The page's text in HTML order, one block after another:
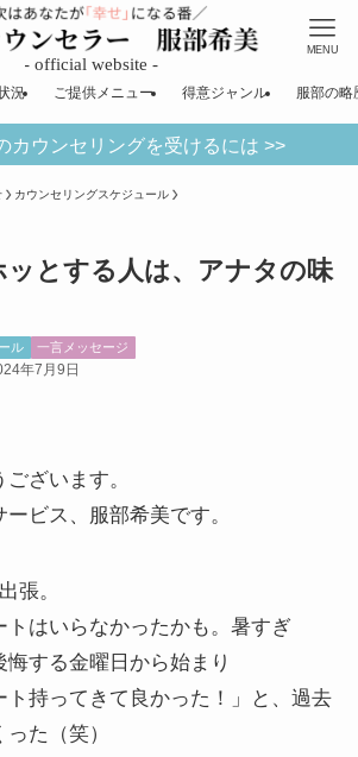
MENU
況 ご提供メニュー 得意ジャンル 服部の略
カウンセリングを受けるには >>
カウンセリングスケジュール
ッとする人は、アナタの味
ル 一言メッセージ
年7月9日
ざいます。
ビス、服部希美です。
張。
トはいらなかったかも。暑すぎ
悔する金曜日から始まり
ト持ってきて良かった！」と、過去
た（笑）